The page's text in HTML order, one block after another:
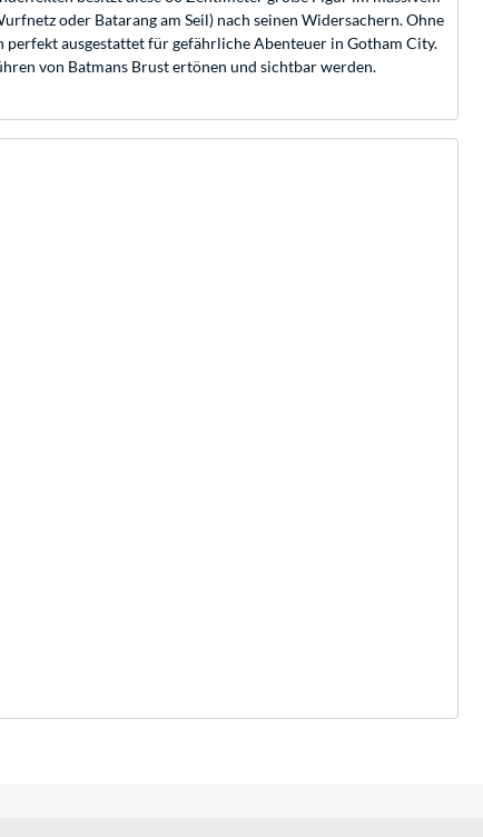
oder Batarang am Seil) nach seinen Widersachern. Ohne
perfekt ausgestattet für gefährliche Abenteuer in Gotham City.
von Batmans Brust ertönen und sichtbar werden.